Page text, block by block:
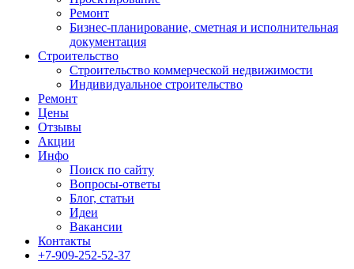
Ремонт
Бизнес-планирование, сметная и исполнительная
документация
Строительство
Строительство коммерческой недвижимости
Индивидуальное строительство
Ремонт
Цены
Отзывы
Акции
Инфо
Поиск по сайту
Вопросы-ответы
Блог, статьи
Идеи
Вакансии
Контакты
+7-909-252-52-37